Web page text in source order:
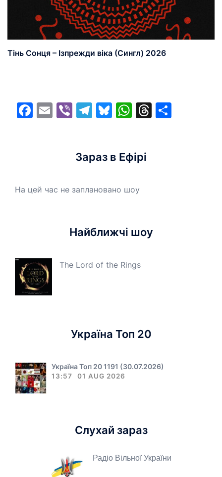
Тінь Сонця – Ізпрежди віка (Сингл) 2026
Facebook
EmailViberTelegram
Bluesky
WhatsApp
Threads
Зараз в Ефірі
На цей час не заплановано шоу
Найближчі шоу
The Lord of the Rings
Україна Топ 20
Україна Топ 20 1191 (30.07.2026)
13:57 01 AUG 2026
Слухай зараз
Радіо Вільної України